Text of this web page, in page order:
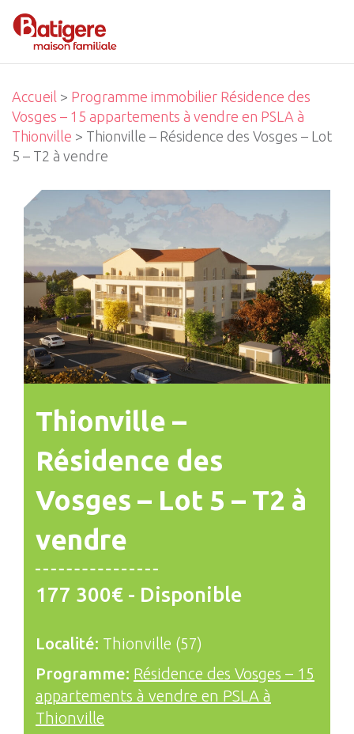
Accueil > Programme immobilier Résidence des
Vosges – 15 appartements à vendre en PSLA à
Thionville > Thionville – Résidence des Vosges – Lot
5 – T2 à vendre
Thionville –
Résidence des
Vosges – Lot 5 – T2 à
vendre
177 300€ - Disponible
Localité: Thionville (57)
Programme: Résidence des Vosges – 15
appartements à vendre en PSLA à
Thionville